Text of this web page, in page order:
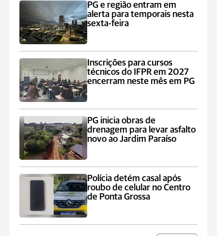
PG e região entram em
alerta para temporais nesta
sexta-feira
Inscrições para cursos
técnicos do IFPR em 2027
encerram neste mês em PG
PG inicia obras de
drenagem para levar asfalto
novo ao Jardim Paraíso
Polícia detém casal após
roubo de celular no Centro
de Ponta Grossa